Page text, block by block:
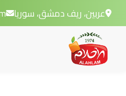
عربين، ريف دمشق، سوريا